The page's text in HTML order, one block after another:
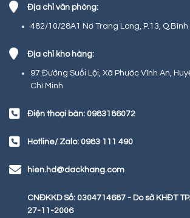
Địa chỉ văn phòng:
482/10/28A1 Nơ Trang Long, P.13, Q.Bình
Địa chỉ kho hàng:
97 Đường Suối Lội, Xã Phước Vĩnh An,
Chí Minh
Điện thoại bàn: 0983186072
Hotline/ Zalo: 0983 111 490
hien.hd@dackhang.com
CNĐKKD Số: 0304714687 - Do sở KHĐT
27-11-2006